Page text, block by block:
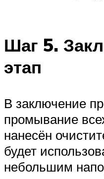
Шаг 5.
этап
В заключение
промывание
нанесён
будет
небольшим